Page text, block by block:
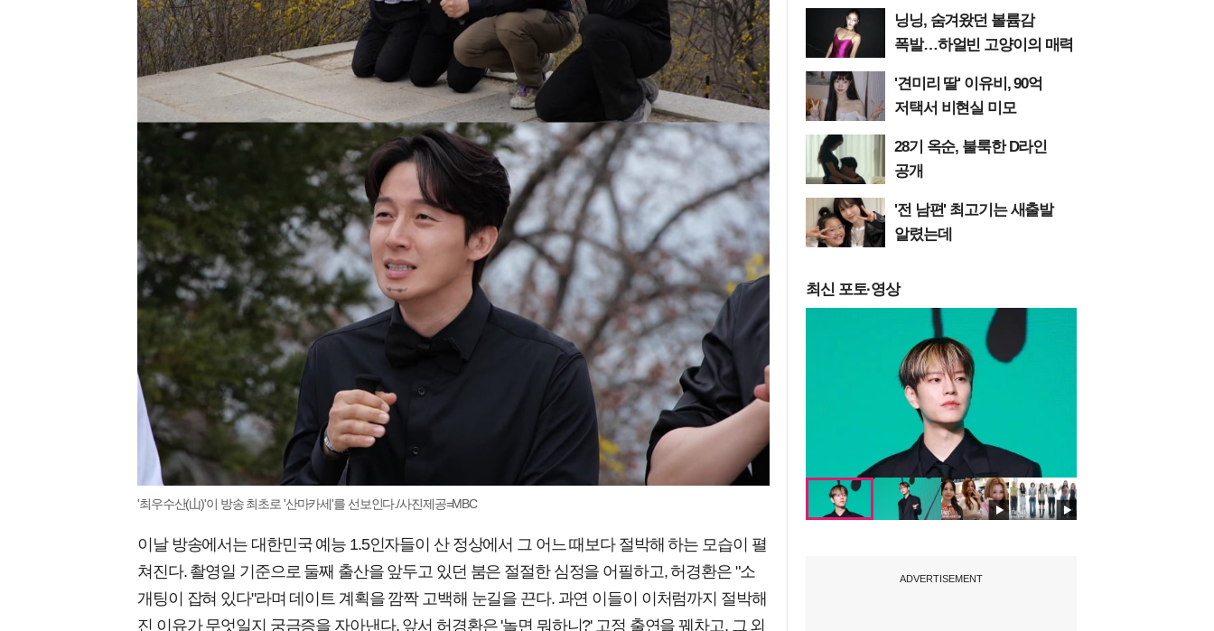
'최우수산(山)'이 방송 최초로 '산마카세'를 선보인다./사진제공=MBC
이날 방송에서는 대한민국 예능 1.5인자들이 산 정상에서 그 어느 때보다 절박해 하는 모습이 펼
쳐진다. 촬영일 기준으로 둘째 출산을 앞두고 있던 붐은 절절한 심정을 어필하고, 허경환은 "소
개팅이 잡혀 있다"라며 데이트 계획을 깜짝 고백해 눈길을 끈다. 과연 이들이 이처럼까지 절박해
진 이유가 무엇일지 궁금증을 자아낸다. 앞서 허경환은 '놀면 뭐하니?' 고정 출연을 꿰차고, 그 외
닝닝, 숨겨왔던 볼륨감
폭발…하얼빈 고양이의 매력
'견미리 딸' 이유비, 90억
저택서 비현실 미모
28기 옥순, 불룩한 D라인
공개
'전 남편' 최고기는 새출발
알렸는데
최신 포토·영상
ADVERTISEMENT